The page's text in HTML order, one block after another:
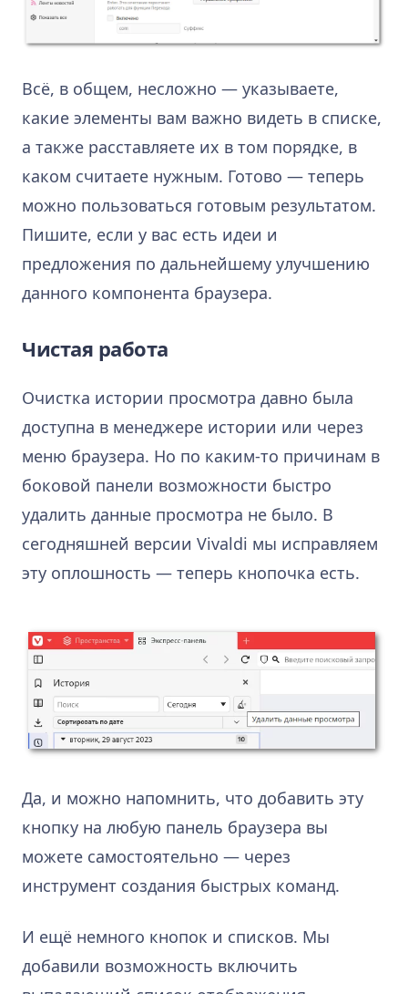
Всё, в общем, несложно — указываете,
какие элементы вам важно видеть в списке,
а также расставляете их в том порядке, в
каком считаете нужным. Готово — теперь
можно пользоваться готовым результатом.
Пишите, если у вас есть идеи и
предложения по дальнейшему улучшению
данного компонента браузера.
Чистая работа
Очистка истории просмотра давно была
доступна в менеджере истории или через
меню браузера. Но по каким-то причинам в
боковой панели возможности быстро
удалить данные просмотра не было. В
сегодняшней версии Vivaldi мы исправляем
эту оплошность — теперь кнопочка есть.
Да, и можно напомнить, что добавить эту
кнопку на любую панель браузера вы
можете самостоятельно — через
инструмент создания быстрых команд.
И ещё немного кнопок и списков. Мы
добавили возможность включить